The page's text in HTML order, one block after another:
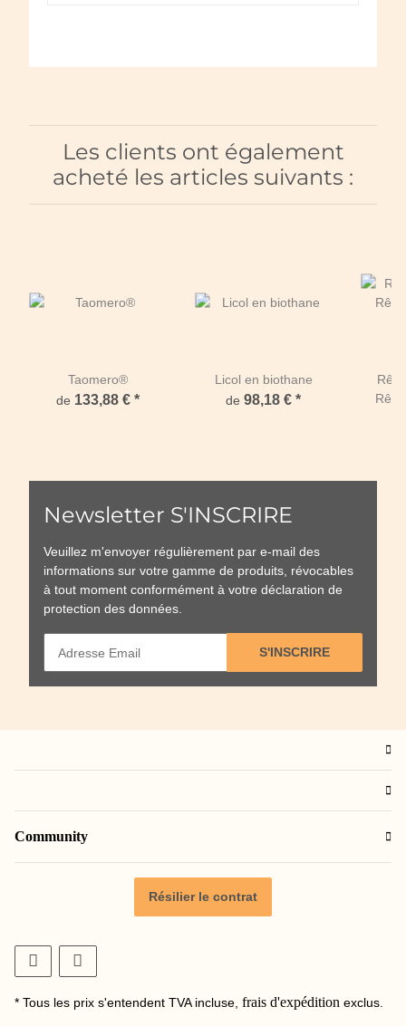
Les clients ont également
acheté les articles suivants :
Taomero®
de 133,88 € *
Licol en biothane
de 98,18 € *
Newsletter S'INSCRIRE
Veuillez m'envoyer régulièrement par e-mail des
informations sur votre gamme de produits, révocables
à tout moment conformément à votre déclaration de
protection des données
S'INSCRIRE
Community
Résilier le contrat
* Tous les prix s'entendent TVA incluse, frais d'expédition exclus.